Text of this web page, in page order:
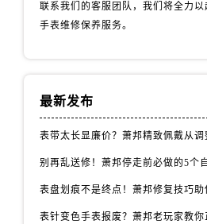
联系我们的客服团队，我们将全力
手表维修保养服务。
最新发布